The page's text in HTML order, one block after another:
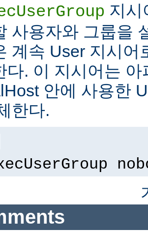
지시
사용자와 그룹을
계속 User 지시어
다. 이 지시어는
안에 사용한
한다.